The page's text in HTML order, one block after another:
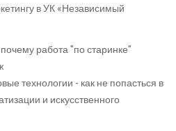
в УК «Независимый
работа "по старинке"
технологии - как не попасться в
и искусственного